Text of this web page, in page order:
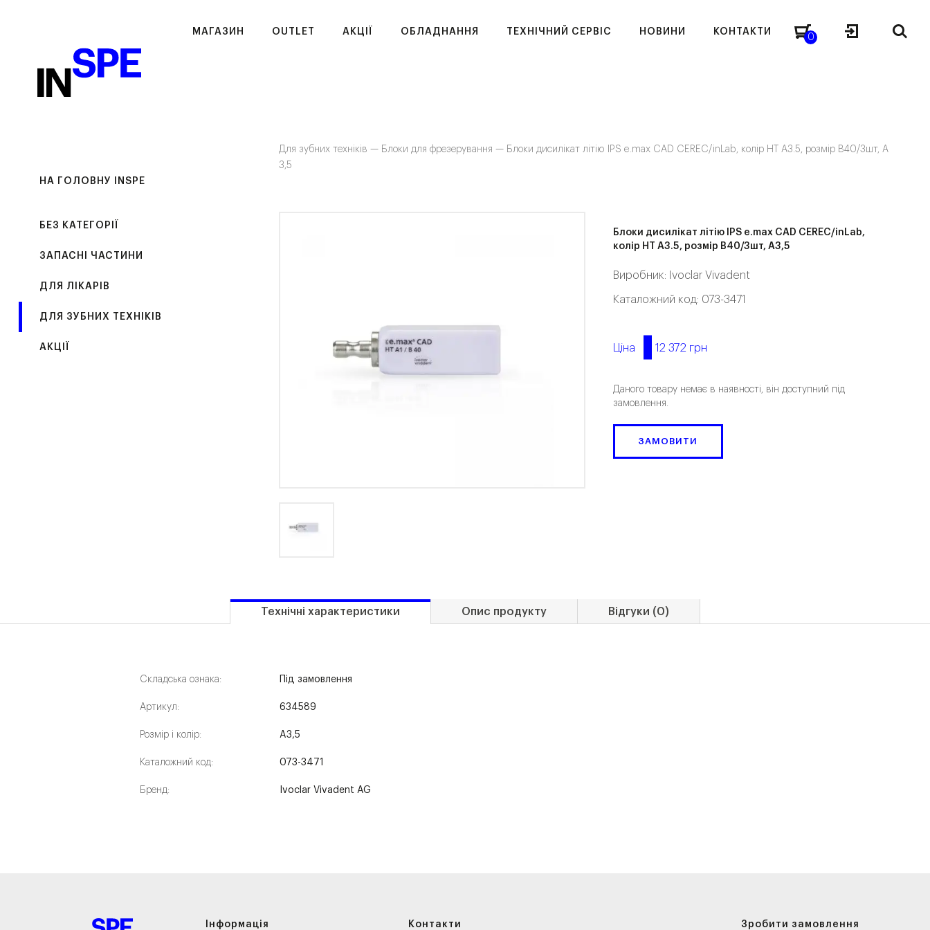
МАГАЗИН OUTLET АКЦІЇ ОБЛАДНАННЯ ТЕХНІЧНИЙ СЕРВІС НОВИНИ КОНТАКТИ
0
НА ГОЛОВНУ INSPE
БЕЗ КАТЕГОРІЇ
ЗАПАСНІ ЧАСТИНИ
ДЛЯ ЛІКАРІВ
ДЛЯ ЗУБНИХ ТЕХНІКІВ
АКЦІЇ
Для зубних техніків — Блоки для фрезерування — Блоки дисилікат літію IPS e.max CAD CEREC/inLab, колір HT A3.5, розмір B40/3шт, A
3,5
Блоки дисилікат літію IPS e.max CAD CEREC/inLab,
колір HT A3.5, розмір B40/3шт, A3,5
Виробник: Ivoclar Vivadent
Каталожний код: 073-3471
Ціна 12 372 грн
Даного товару немає в наявності, він доступний під
замовлення.
ЗАМОВИТИ
Технічні характеристики Опис продукту Відгуки (0)
Складська ознака:
Артикул:
Розмір і колір:
Каталожний код:
Бренд:
Під замовлення
634589
A3,5
073-3471
Ivoclar Vivadent AG
Інформація Контакти Зробити замовлення